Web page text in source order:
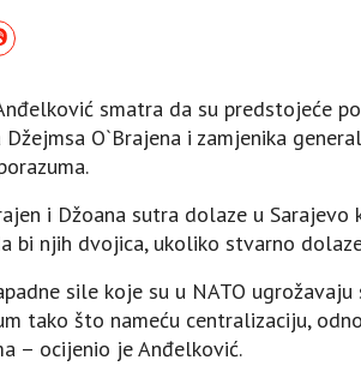
smatra da su predstojeće
O`Brajena i zamjenika
i Džoana sutra dolaze u
bi njih dvojica, ukoliko stvarno
sile koje su u NATO
tako što nameću centralizaciju,
– ocijenio je Anđelković.